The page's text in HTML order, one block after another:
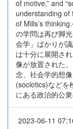
of motive,” and
understanding of
of Mills’s
の学問は再び脚
会学」ばかりが
は十分に展開さ
像が放置された
念、社会学的想
(sociotics)などを
にある政治的公
2023-06-11